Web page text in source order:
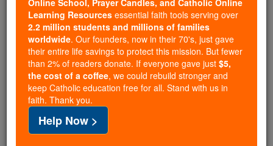
wasde-platformed by Shopify
for our pro-life beliefs. They
shut down ourCatholic
Online, Catholic Online School, Prayer Candles, and
Catholic Online Learning Resourcesessential faith
tools serving over2.2 million students and millions of
families worldwide. Our founders, now in their 70's,
just gave their entire life savings to protect this mission.
But fewer than 2% of readers donate. If everyone gave
Online School, Prayer Candles, and Catholic Online
Learning Resources essential faith tools serving over
2.2 million students and millions of families
worldwide. Our founders, now in their 70's, just gave
their entire life savings to protect this mission. But fewer
than 2% of readers donate. If everyone gave just $5,
the cost of a coffee, we could rebuild stronger and
keep Catholic education free for all. Stand with us in
faith. Thank you.
Help Now >